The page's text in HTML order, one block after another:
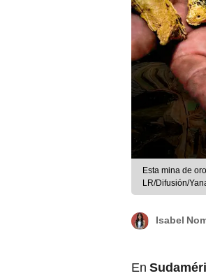
Esta mina de
LR/Difusión/
Isabel
En